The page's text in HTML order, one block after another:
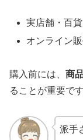
実店舗・百貨
オンライン販
購入前には、 商
ることが重要です
派手